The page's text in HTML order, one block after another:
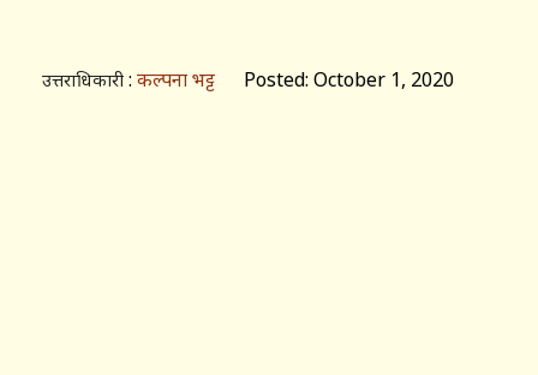
उत्तराधिकारी : कल्पना भट्ट Posted: October 1, 2020